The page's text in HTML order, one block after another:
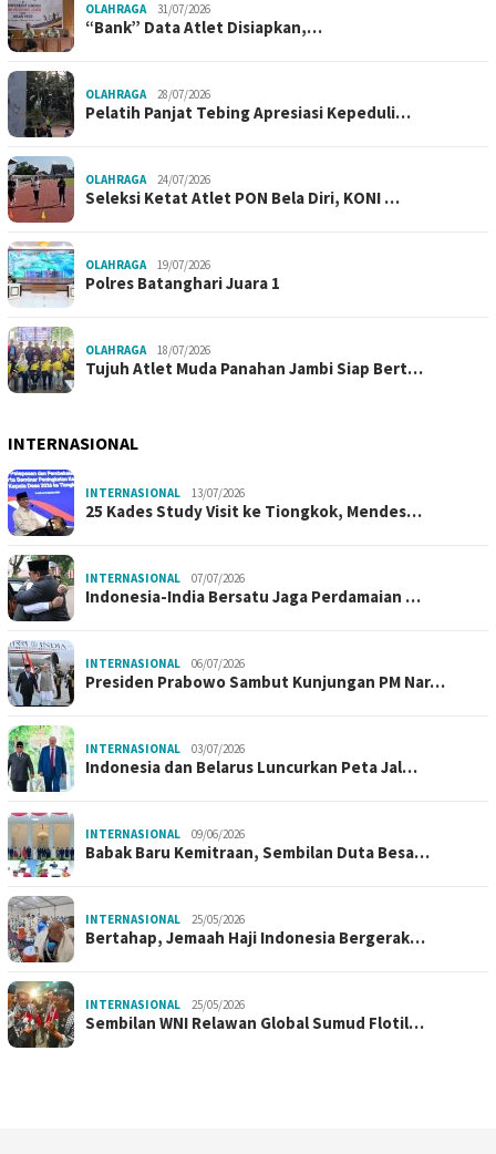
OLAHRAGA 31/07/2026
“Bank” Data Atlet Disiapkan,…
OLAHRAGA 28/07/2026
Pelatih Panjat Tebing Apresiasi Kepeduli…
OLAHRAGA 24/07/2026
Seleksi Ketat Atlet PON Bela Diri, KONI …
OLAHRAGA 19/07/2026
Polres Batanghari Juara 1
OLAHRAGA 18/07/2026
Tujuh Atlet Muda Panahan Jambi Siap Bert…
INTERNASIONAL
INTERNASIONAL 13/07/2026
25 Kades Study Visit ke Tiongkok, Mendes…
INTERNASIONAL 07/07/2026
Indonesia-India Bersatu Jaga Perdamaian …
INTERNASIONAL 06/07/2026
Presiden Prabowo Sambut Kunjungan PM Nar…
INTERNASIONAL 03/07/2026
Indonesia dan Belarus Luncurkan Peta Jal…
INTERNASIONAL 09/06/2026
Babak Baru Kemitraan, Sembilan Duta Besa…
INTERNASIONAL 25/05/2026
Bertahap, Jemaah Haji Indonesia Bergerak…
INTERNASIONAL 25/05/2026
Sembilan WNI Relawan Global Sumud Flotil…